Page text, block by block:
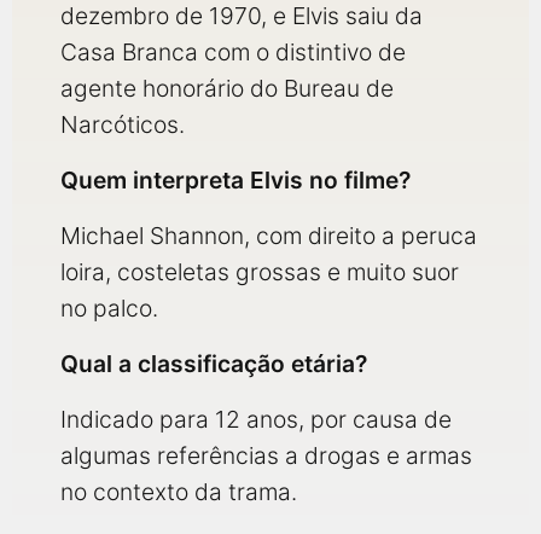
dezembro de 1970, e Elvis saiu da
Casa Branca com o distintivo de
agente honorário do Bureau de
Narcóticos.
Quem interpreta Elvis no filme?
Michael Shannon, com direito a peruca
loira, costeletas grossas e muito suor
no palco.
Qual a classificação etária?
Indicado para 12 anos, por causa de
algumas referências a drogas e armas
no contexto da trama.